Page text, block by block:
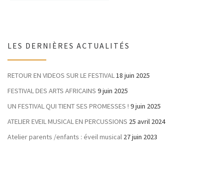
LES DERNIÈRES ACTUALITÉS
RETOUR EN VIDEOS SUR LE FESTIVAL18 juin 2025
FESTIVAL DES ARTS AFRICAINS 9 juin 2025
UN FESTIVAL QUI TIENT SES PROMESSES ! 9 juin 2025
ATELIER EVEIL MUSICAL EN PERCUSSIONS 25 avril 2024
Atelier parents /enfants : éveil musical 27 juin 2023